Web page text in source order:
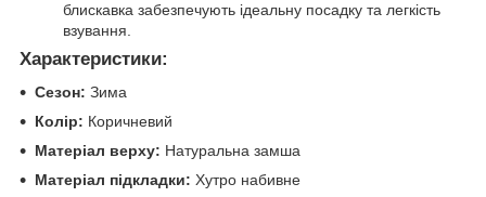
блискавка забезпечують ідеальну посадку та легкість
взування.
Характеристики:
Сезон: Зима
Колір: Коричневий
Матеріал верху: Натуральна замша
Матеріал підкладки: Хутро набивне